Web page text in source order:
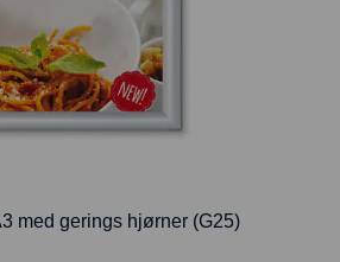
med gerings hjørner (G25)